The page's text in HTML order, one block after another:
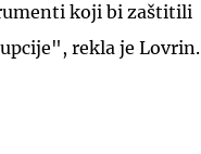
koji bi zaštitili
rekla je Lovrin.